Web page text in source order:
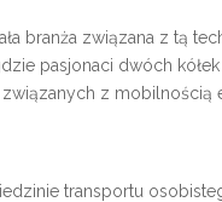
branża związana z tą
pasjonaci dwóch
z mobilnością
transportu